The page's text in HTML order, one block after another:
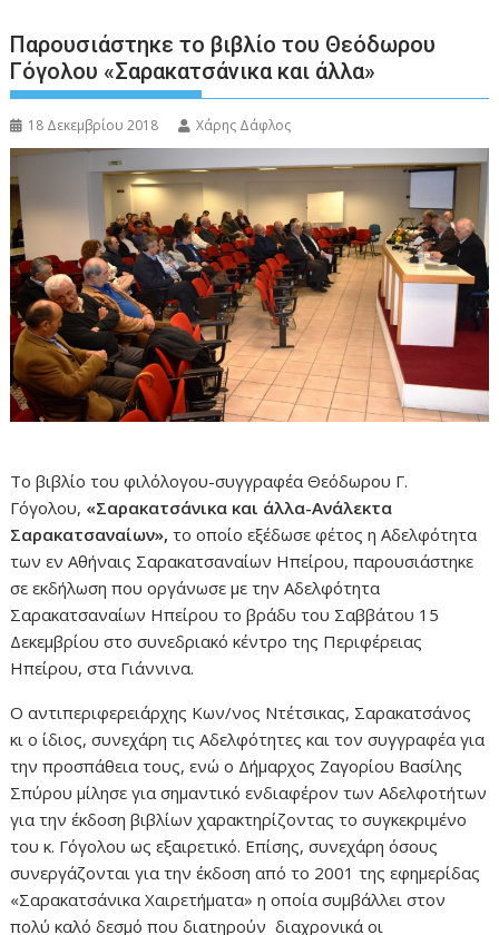
Παρουσιάστηκε το βιβλίο του Θεόδωρου
Γόγολου «Σαρακατσάνικα και άλλα»
18 Δεκεμβρίου 2018 Χάρης Δάφλος
Το βιβλίο του φιλόλογου-συγγραφέα Θεόδωρου Γ.
Γόγολου, «Σαρακατσάνικα και άλλα-Ανάλεκτα
Σαρακατσαναίων», το οποίο εξέδωσε φέτος η Αδελφότητα
των εν Αθήναις Σαρακατσαναίων Ηπείρου, παρουσιάστηκε
σε εκδήλωση που οργάνωσε με την Αδελφότητα
Σαρακατσαναίων Ηπείρου το βράδυ του Σαββάτου 15
Δεκεμβρίου στο συνεδριακό κέντρο της Περιφέρειας
Ηπείρου, στα Γιάννινα.
Ο αντιπεριφερειάρχης Κων/νος Ντέτσικας, Σαρακατσάνος
κι ο ίδιος, συνεχάρη τις Αδελφότητες και τον συγγραφέα για
την προσπάθεια τους, ενώ ο Δήμαρχος Ζαγορίου Βασίλης
Σπύρου μίλησε για σημαντικό ενδιαφέρον των Αδελφοτήτων
για την έκδοση βιβλίων χαρακτηρίζοντας το συγκεκριμένο
του κ. Γόγολου ως εξαιρετικό. Επίσης, συνεχάρη όσους
συνεργάζονται για την έκδοση από το 2001 της εφημερίδας
«Σαρακατσάνικα Χαιρετήματα» η οποία συμβάλλει στον
πολύ καλό δεσμό που διατηρούν διαχρονικά οι